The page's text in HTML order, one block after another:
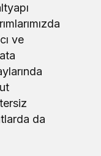
ve
da